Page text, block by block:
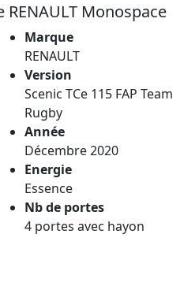
Monospace
Marque
RENAULT
Version
Scenic TCe 115 FAP Team
Rugby
Année
Décembre 2020
Energie
Essence
Nb de portes
4 portes avec hayon